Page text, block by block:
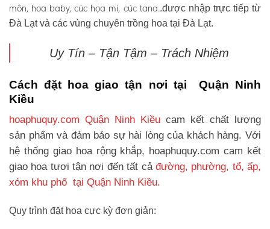
môn, hoa baby, cúc họa mi, cúc tana..được nhập trực tiếp từ
Đà Lạt và các vùng chuyên trồng hoa tại Đà Lạt.
Uy Tín – Tận Tậm – Trách Nhiệm
Cách đặt hoa giao tận nơi tại Quận Ninh
Kiều
hoaphuquy.com Quận Ninh Kiều cam kết chất lượng
sản phẩm và đảm bảo sự hài lòng của khách hàng. Với
hệ thống giao hoa rộng khắp, hoaphuquy.com cam kết
giao hoa tươi tận nơi đến tất cả đường, phường, tổ, ấp,
xóm khu phố tại Quận Ninh Kiều.
Quy trình đặt hoa cực kỳ đơn giản: